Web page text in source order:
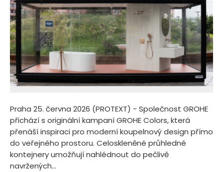
Praha 25. června 2026 (PROTEXT) - Společnost GROHE
přichází s originální kampaní GROHE Colors, která
přenáší inspiraci pro moderní koupelnový design přímo
do veřejného prostoru. Celoskleněné průhledné
kontejnery umožňují nahlédnout do pečlivě
navržených...